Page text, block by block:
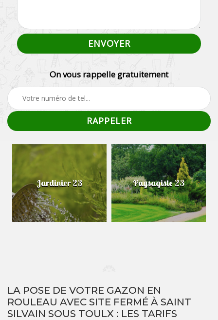
On vous rappelle gratuitement
Jardinier 23 Paysagiste 23
LA POSE DE VOTRE GAZON EN
ROULEAU AVEC SITE FERMÉ À SAINT
SILVAIN SOUS TOULX : LES TARIFS